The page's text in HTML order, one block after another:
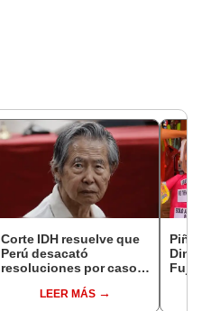
Corte IDH resuelve que
Perú desacató
resoluciones por caso
LEER MÁS
Dina